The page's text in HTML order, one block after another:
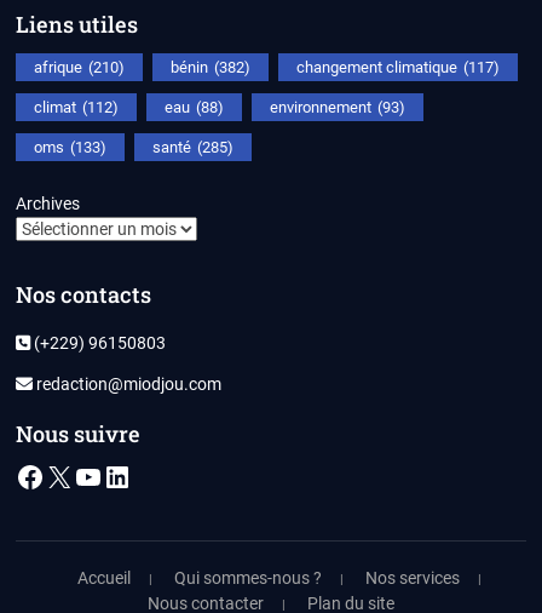
Liens utiles
afrique (210) bénin (382) changement climatique (117)
climat (112) eau (88) environnement (93)
oms (133) santé (285)
Archives
Nos contacts
(+229) 96150803
redaction@miodjou.com
Nous suivre
Facebook
X YouTube
LinkedIn
Accueil Qui sommes-nous ?
Nos services
Nous contacter
Plan du site